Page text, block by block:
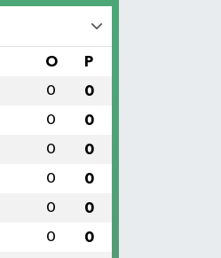
O P
0 0
0 0
0 0
0 0
0 0
0 0